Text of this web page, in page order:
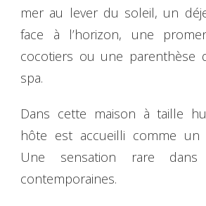
mer au lever du soleil, un
face à l’horizon, une
cocotiers ou une parenthèse
spa.
Dans cette maison à taille
hôte est accueilli comme un
Une sensation rare dans
contemporaines.